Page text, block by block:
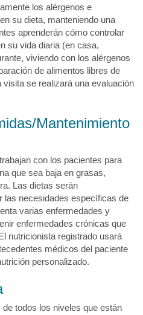
los alérgenos e
su dieta, manteniendo una
aprenderán cómo controlar
su vida diaria (en casa,
viviendo con los alérgenos
de alimentos libres de
se realizará una evaluación
Mantenimiento
con los pacientes para
que sea baja en grasas,
Las dietas serán
las necesidades específicas de
varias enfermedades y
enfermedades crónicas que
nutricionista registrado usará
médicos del paciente
personalizado.
todos los niveles que están